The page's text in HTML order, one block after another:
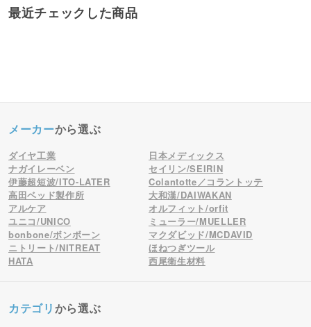
最近チェックした商品
メーカーから選ぶ
ダイヤ工業
日本メディックス
ナガイレーベン
セイリン/SEIRIN
伊藤超短波/ITO-LATER
Colantotte／コラントッテ
高田ベッド製作所
大和漢/DAIWAKAN
アルケア
オルフィット/orfit
ユニコ/UNICO
ミューラー/MUELLER
bonbone/ボンボーン
マクダビッド/MCDAVID
ニトリート/NITREAT
ほねつぎツール
HATA
西尾衛生材料
カテゴリから選ぶ